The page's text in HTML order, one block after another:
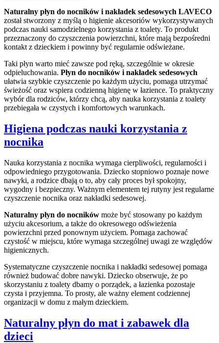
Naturalny płyn do nocników i nakładek sedesowych LAVECO
został stworzony z myślą o higienie akcesoriów wykorzystywanych
podczas nauki samodzielnego korzystania z toalety. To produkt
przeznaczony do czyszczenia powierzchni, które mają bezpośredni
kontakt z dzieckiem i powinny być regularnie odświeżane.
Taki płyn warto mieć zawsze pod ręką, szczególnie w okresie
odpieluchowania. Płyn do nocników i nakładek sedesowych
ułatwia szybkie czyszczenie po każdym użyciu, pomaga utrzymać
świeżość oraz wspiera codzienną higienę w łazience. To praktyczny
wybór dla rodziców, którzy chcą, aby nauka korzystania z toalety
przebiegała w czystych i komfortowych warunkach.
Higiena podczas nauki korzystania z
nocnika
Nauka korzystania z nocnika wymaga cierpliwości, regularności i
odpowiedniego przygotowania. Dziecko stopniowo poznaje nowe
nawyki, a rodzice dbają o to, aby cały proces był spokojny,
wygodny i bezpieczny. Ważnym elementem tej rutyny jest regularne
czyszczenie nocnika oraz nakładki sedesowej.
Naturalny płyn do nocników może być stosowany po każdym
użyciu akcesorium, a także do okresowego odświeżenia
powierzchni przed ponownym użyciem. Pomaga zachować
czystość w miejscu, które wymaga szczególnej uwagi ze względów
higienicznych.
Systematyczne czyszczenie nocnika i nakładki sedesowej pomaga
również budować dobre nawyki. Dziecko obserwuje, że po
skorzystaniu z toalety dbamy o porządek, a łazienka pozostaje
czysta i przyjemna. To prosty, ale ważny element codziennej
organizacji w domu z małym dzieckiem.
Naturalny płyn do mat i zabawek dla
dzieci